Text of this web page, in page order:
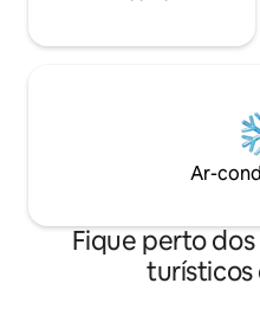
Ar-
Fique perto
turísticos